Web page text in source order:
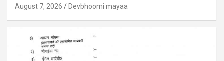
August 7, 2026 Devbhoomi mayaa